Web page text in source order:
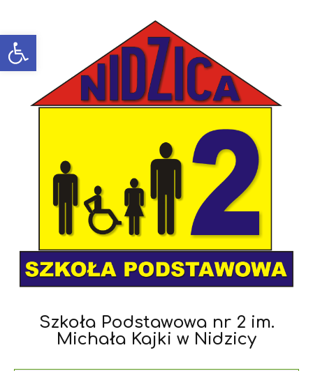
Open toolbar
Szkoła Podstawowa nr 2 im.
Michała Kajki w Nidzicy